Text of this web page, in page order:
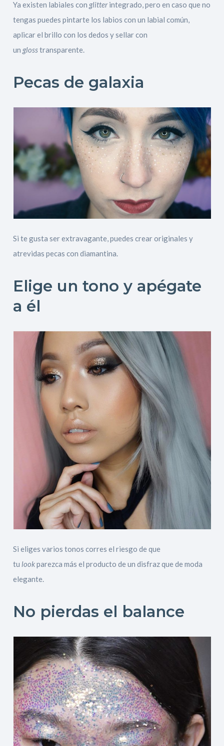
Ya existen labiales con glitterintegrado, pero en caso que no
tengas puedes pintarte los labios con un labial común,
aplicar el brillo con los dedos y sellar con
un glosstransparente.
Pecas de galaxia
Si te gusta ser extravagante, puedes crear originales y
atrevidas pecas con diamantina.
Elige un tono y apégate
a él
Si eliges varios tonos corres el riesgo de que
tu lookparezca más el producto de un disfraz que de moda
elegante.
No pierdas el balance